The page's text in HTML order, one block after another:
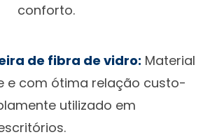
conforto.
de fibra de vidro: Material
e com ótima relação custo-
utilizado em